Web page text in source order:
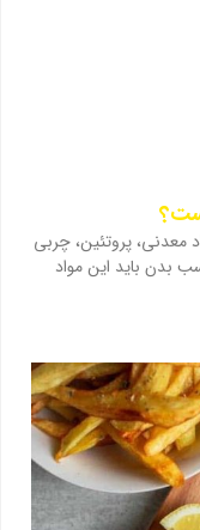
معدنی، پروتئین، چربی
بدن باید این مواد